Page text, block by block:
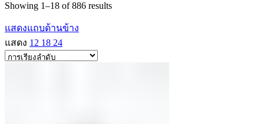
Showing 1–18 of 886 results
แสดงแถบด้านข้าง
แสดง 12 18 24